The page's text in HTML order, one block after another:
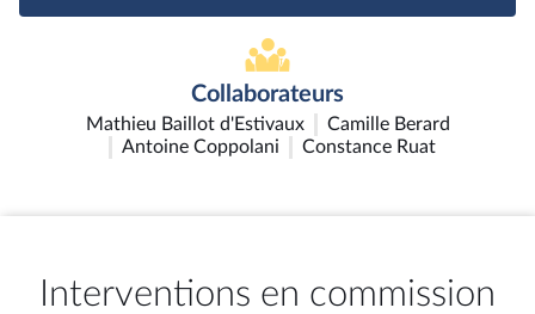
Collaborateurs
Mathieu Baillot d'Estivaux
Camille Berard
Antoine Coppolani
Constance Ruat
Interventions en commission